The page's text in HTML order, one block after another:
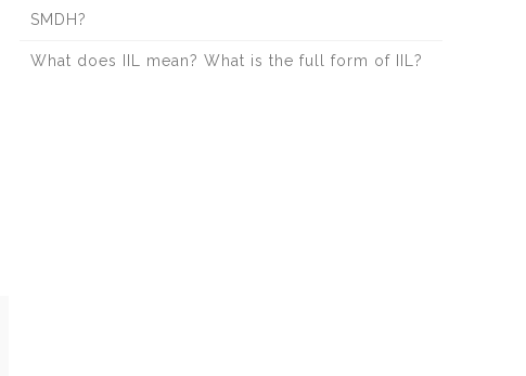
SMDH?
What does IIL mean? What is the full form of IIL?